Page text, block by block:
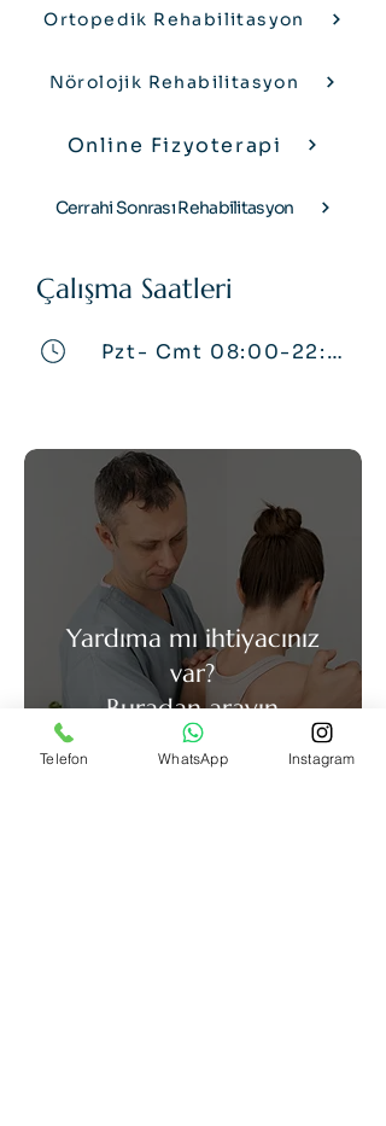
Ortopedik Rehabilitasyon
Nörolojik Rehabilitasyon
Online Fizyoterapi
Cerrahi Sonrası Rehabilitasyon
Çalışma Saatleri
Pzt- Cmt 08:00-22:00
+90 534 408 90 33
Yardıma mı ihtiyacınız
var?
Buradan arayın
Telefon WhatsApp Instagram